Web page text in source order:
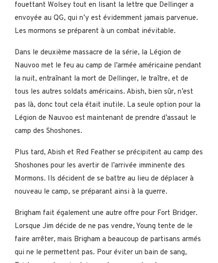
fouettant Wolsey tout en lisant la lettre que Dellinger a
envoyée au QG, qui n’y est évidemment jamais parvenue.
Les mormons se préparent à un combat inévitable.
Dans le deuxième massacre de la série, la Légion de
Nauvoo met le feu au camp de l’armée américaine pendant
la nuit, entraînant la mort de Dellinger, le traître, et de
tous les autres soldats américains. Abish, bien sûr, n’est
pas là, donc tout cela était inutile. La seule option pour la
Légion de Nauvoo est maintenant de prendre d’assaut le
camp des Shoshones.
Plus tard, Abish et Red Feather se précipitent au camp des
Shoshones pour les avertir de l’arrivée imminente des
Mormons. Ils décident de se battre au lieu de déplacer à
nouveau le camp, se préparant ainsi à la guerre.
Brigham fait également une autre offre pour Fort Bridger.
Lorsque Jim décide de ne pas vendre, Young tente de le
faire arrêter, mais Brigham a beaucoup de partisans armés
qui ne le permettent pas. Pour éviter un bain de sang,